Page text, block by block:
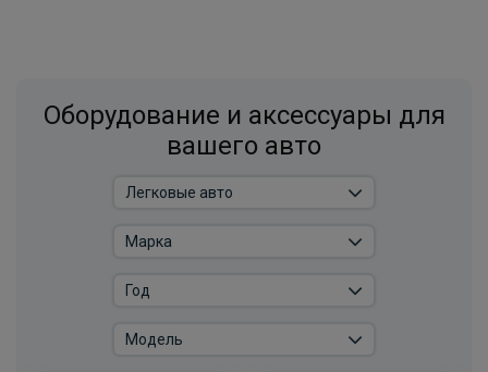
Оборудование и аксессуары для
вашего авто